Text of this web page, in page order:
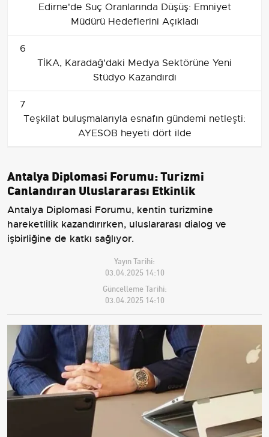
Edirne'de Suç Oranlarında Düşüş: Emniyet
Müdürü Hedeflerini Açıkladı
6
TİKA, Karadağ'daki Medya Sektörüne Yeni
Stüdyo Kazandırdı
7
Teşkilat buluşmalarıyla esnafın gündemi netleşti:
AYESOB heyeti dört ilde
Antalya Diplomasi Forumu: Turizmi
Canlandıran Uluslararası Etkinlik
Antalya Diplomasi Forumu, kentin turizmine
hareketlilik kazandırırken, uluslararası dialog ve
işbirliğine de katkı sağlıyor.
Yayın Tarihi:
03.04.2025 14:10
Güncelleme Tarihi:
03.04.2025 14:10